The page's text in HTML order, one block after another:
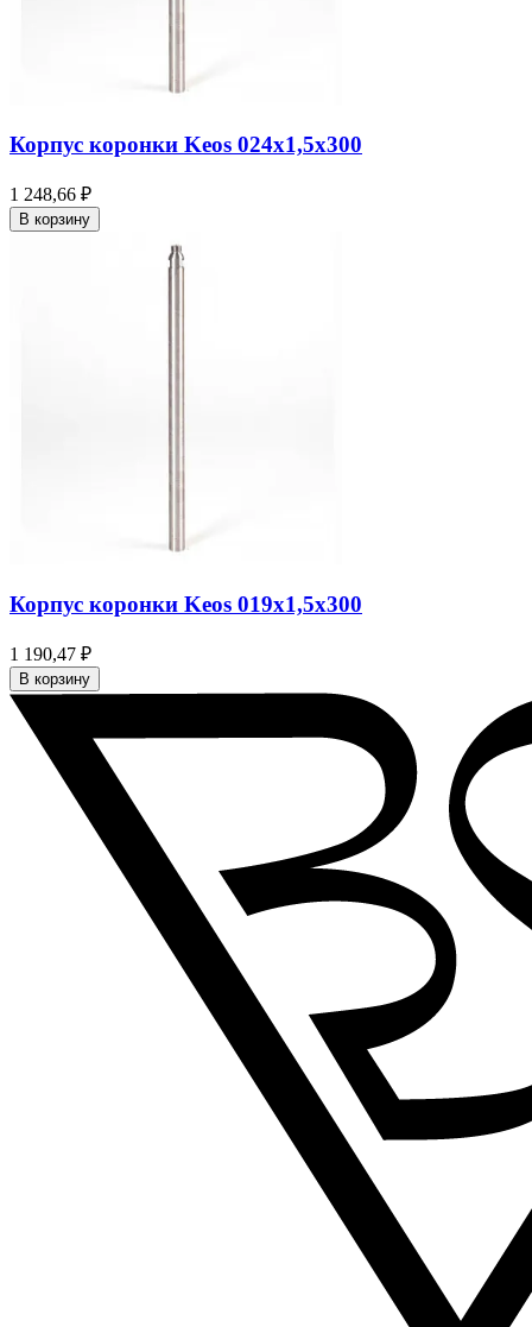
Корпус коронки Keos 024x1,5x300
1 248,66 ₽
В корзину
Корпус коронки Keos 019x1,5x300
1 190,47 ₽
В корзину